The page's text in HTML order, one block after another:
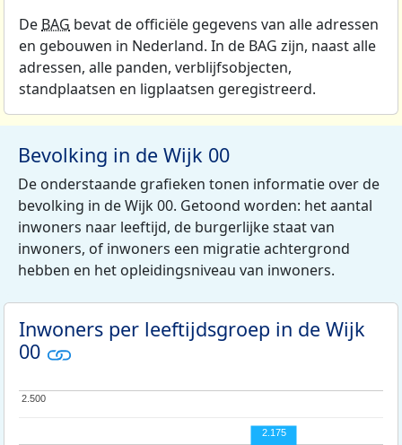
DeBAG bevat de officiële gegevens van alle adressen
en gebouwen in Nederland. In de BAG zijn, naast alle
adressen, alle panden, verblijfsobjecten,
standplaatsen en ligplaatsen geregistreerd.
Bevolking in de Wijk 00
De onderstaande grafieken tonen informatie over de
bevolking in de Wijk 00. Getoond worden: het aantal
inwoners naar leeftijd, de burgerlijke staat van
inwoners, of inwoners een migratie achtergrond
hebben en het opleidingsniveau van inwoners.
Inwoners per leeftijdsgroep in de Wijk
00
2.500
2.500
2.175